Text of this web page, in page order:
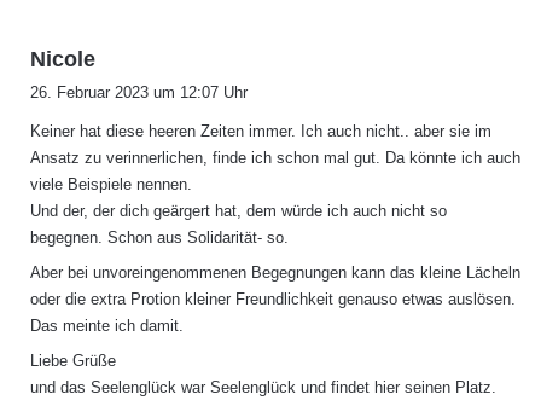
Nicole
t
:
26. Februar 2023 um 12:07 Uhr
Keiner hat diese heeren Zeiten immer. Ich auch nicht.. aber sie im
Ansatz zu verinnerlichen, finde ich schon mal gut. Da könnte ich auch
viele Beispiele nennen.
Und der, der dich geärgert hat, dem würde ich auch nicht so
begegnen. Schon aus Solidarität- so.
Aber bei unvoreingenommenen Begegnungen kann das kleine Lächeln
oder die extra Protion kleiner Freundlichkeit genauso etwas auslösen.
Das meinte ich damit.
Liebe Grüße
und das Seelenglück war Seelenglück und findet hier seinen Platz.